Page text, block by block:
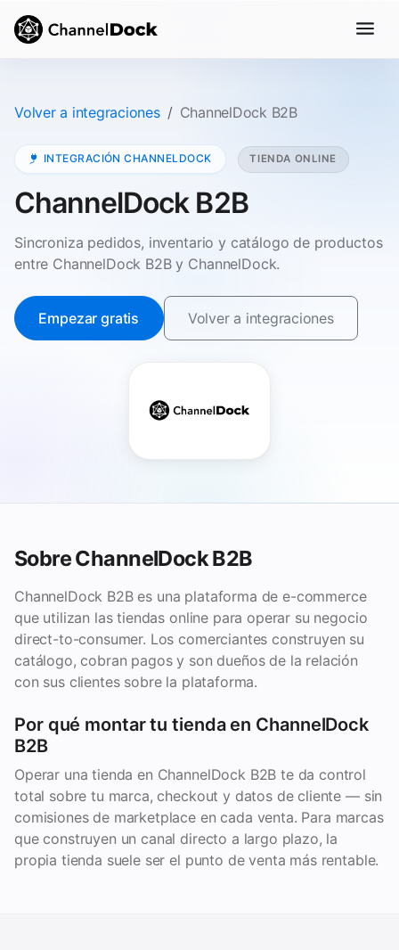
Volver a integraciones ChannelDock B2B
INTEGRACIÓN CHANNELDOCK TIENDA ONLINE
ChannelDock B2B
Sincroniza pedidos, inventario y catálogo de productos
entre ChannelDock B2B y ChannelDock.
Empezar gratis Volver a integraciones
Sobre ChannelDock B2B
ChannelDock B2B es una plataforma de e-commerce
que utilizan las tiendas online para operar su negocio
direct-to-consumer. Los comerciantes construyen su
catálogo, cobran pagos y son dueños de la relación
con sus clientes sobre la plataforma.
Por qué montar tu tienda en ChannelDock
B2B
Operar una tienda en ChannelDock B2B te da control
total sobre tu marca, checkout y datos de cliente — sin
comisiones de marketplace en cada venta. Para marcas
que construyen un canal directo a largo plazo, la
propia tienda suele ser el punto de venta más rentable.